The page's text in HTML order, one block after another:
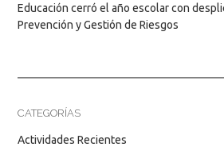
Educación cerró el año escolar con
Prevención y Gestión de Riesgos
CATEGORÍAS
Actividades Recientes